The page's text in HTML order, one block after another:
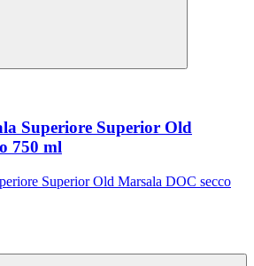
Superiore Superior Old
750 ml
Superior Old Marsala DOC secco